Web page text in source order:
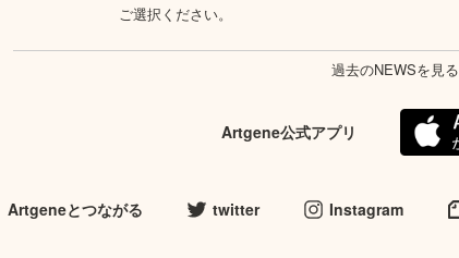
ご選択ください。
過去のNEWSを見る
Artgene公式アプリ
Artgeneとつながる twitter Instagram